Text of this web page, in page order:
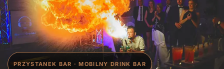
PRZYSTANEK BAR · MOBILNY DRINK BAR